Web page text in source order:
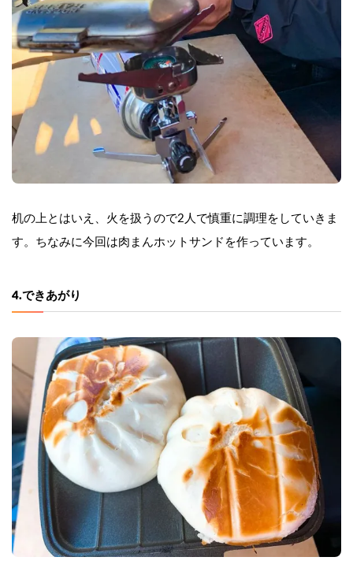
机の上とはいえ、火を扱うので2人で慎重に調理をしていきま
す。ちなみに今回は肉まんホットサンドを作っています。
4.できあがり